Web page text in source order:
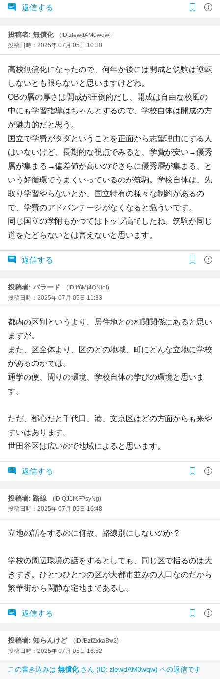
返信する
投稿者: 無償化
(ID:zlewdAM0wqw)
投稿日時：2025年 07月 05日 10:30
高校無償化になったので、何年か後には開成と筑駒は逆転
しないとも限らないと思いますけどね。
OBの層の厚さは開成が圧倒的だし、開成は自由な校風の
中にも学習指導はちゃんとするので、学校自体は開成の方
が魅力的だと思う。
国立で学費がタダということを正面から志望理由にする人
はいないけど、長期的な視点でみると、学費が安い→優秀
層が集まる→偏差値が高いのでさらに優秀層が集まる、と
いう好循環でうまくいっているのが筑駒。学校自体は、先
取り学習やらないとか、国立特有の様々な制約があるの
で、学費のアドバンテージがなくなると危ういです。
同じ国立の学附もかつてはトップ高でしたね。筑駒が同じ
道をたどらないとは言えないと思います。
返信する
投稿者: バラード
(ID:lf6Mj4QNleI)
投稿日時：2025年 07月 05日 11:33
都内の区別というより、居住地との相関関係にあると思い
ますが。
また、区全体より、区のどの地域、町にどんな立地に学校
があるのかでは。
通学の便、周りの環境、学校自体の学びの環境と思いま
す。
ただ、都心だと千代田、港、文京区はどの方面からも来や
すいはあります。
世田谷区は広いので地域によると思います。
返信する
投稿者: 路線
(ID:QJ1tKFPsyNg)
投稿日時：2025年 07月 05日 16:48
立地の話をするのに何故、路線別にしないのか？
学校の周辺環境の話をするとしても、同じ区で括るのは大
きすぎ。ひとつひとつの区が大都市並みの人口なのだから
繁華街から閑静な宅地まであるし。
返信する
投稿者: 知らんけど
(ID:/BztZxkaBw2)
投稿日時：2025年 07月 05日 16:52
この書き込みは 無償化 さん (ID: zlewdAM0wqw) への返信です